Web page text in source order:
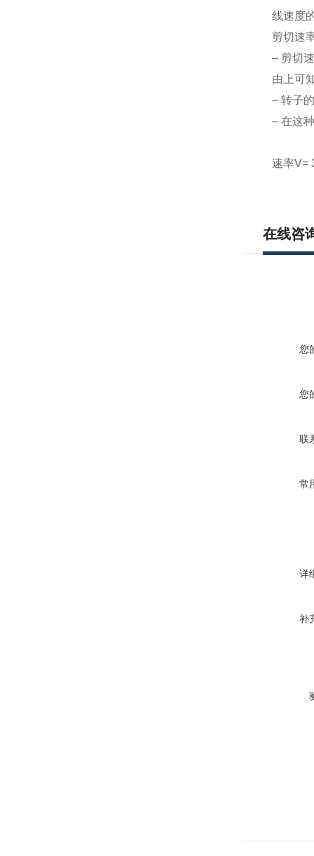
线速度
剪切速
– 剪切
由上可
– 转子
– 在这
速率V=
在线咨
您
您
联
常
详
补